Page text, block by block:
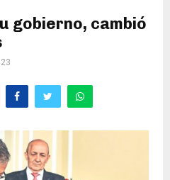
gobierno, cambió